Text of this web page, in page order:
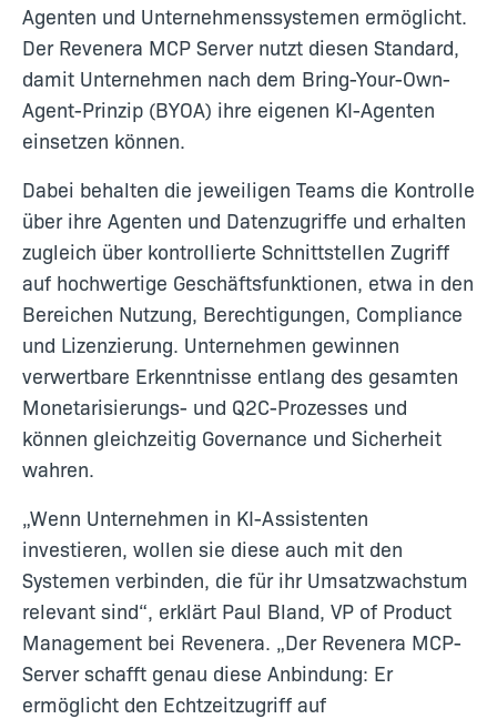
Agenten und Unternehmenssystemen ermöglicht.
Der Revenera MCP Server nutzt diesen Standard,
damit Unternehmen nach dem Bring-Your-Own-
Agent-Prinzip (BYOA) ihre eigenen KI-Agenten
einsetzen können.
Dabei behalten die jeweiligen Teams die Kontrolle
über ihre Agenten und Datenzugriffe und erhalten
zugleich über kontrollierte Schnittstellen Zugriff
auf hochwertige Geschäftsfunktionen, etwa in den
Bereichen Nutzung, Berechtigungen, Compliance
und Lizenzierung. Unternehmen gewinnen
verwertbare Erkenntnisse entlang des gesamten
Monetarisierungs- und Q2C-Prozesses und
können gleichzeitig Governance und Sicherheit
wahren.
„Wenn Unternehmen in KI-Assistenten
investieren, wollen sie diese auch mit den
Systemen verbinden, die für ihr Umsatzwachstum
relevant sind“, erklärt Paul Bland, VP of Product
Management bei Revenera. „Der Revenera MCP-
Server schafft genau diese Anbindung: Er
ermöglicht den Echtzeitzugriff auf